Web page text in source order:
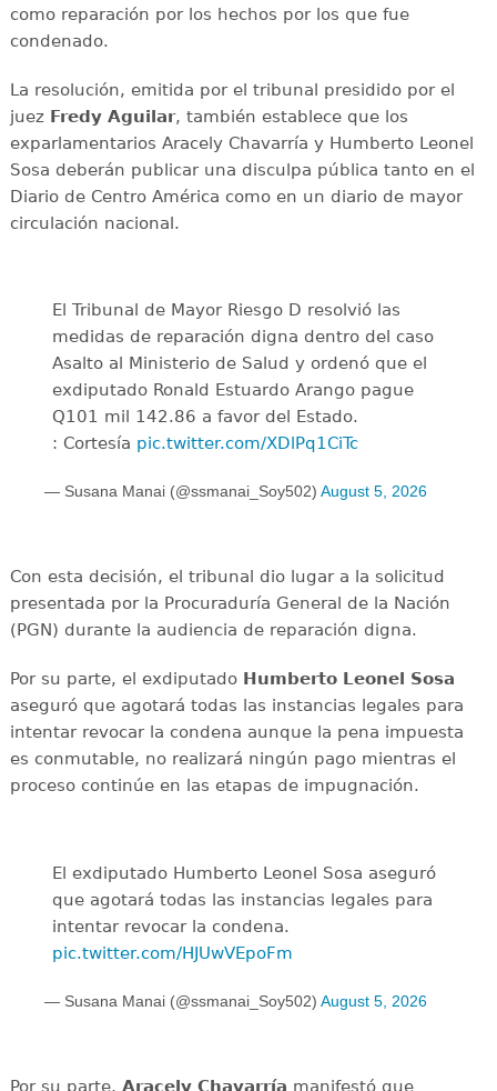
como reparación por los hechos por los que fue
condenado.
La resolución, emitida por el tribunal presidido por el
juezFredy Aguilar, también establece que los
exparlamentarios Aracely Chavarría y Humberto Leonel
Sosa deberán publicar una disculpa pública tanto en el
Diario de Centro América como en un diario de mayor
circulación nacional.
El Tribunal de Mayor Riesgo D resolvió las
medidas de reparación digna dentro del caso
Asalto al Ministerio de Salud y ordenó que el
exdiputado Ronald Estuardo Arango pague
Q101 mil 142.86 a favor del Estado.
: Cortesía pic.twitter.com/XDlPq1CiTc
— Susana Manai (@ssmanai_Soy502) August 5, 2026
Con esta decisión, el tribunal dio lugar a la solicitud
presentada por la Procuraduría General de la Nación
(PGN) durante la audiencia de reparación digna.
Por su parte, el exdiputado Humberto Leonel Sosa
aseguró que agotará todas las instancias legales para
intentar revocar la condena aunque la pena impuesta
es conmutable, no realizará ningún pago mientras el
proceso continúe en las etapas de impugnación.
El exdiputado Humberto Leonel Sosa aseguró
que agotará todas las instancias legales para
intentar revocar la condena.
pic.twitter.com/HJUwVEpoFm
— Susana Manai (@ssmanai_Soy502) August 5, 2026
Por su parte, Aracely Chavarría manifestó que